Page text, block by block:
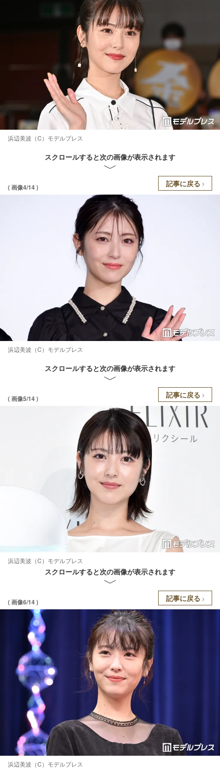
浜辺美波（C）モデルプレス
スクロールすると次の画像が表示されます
( 画像4/14 ) 記事に戻る
浜辺美波（C）モデルプレス
スクロールすると次の画像が表示されます
( 画像5/14 ) 記事に戻る
浜辺美波（C）モデルプレス
スクロールすると次の画像が表示されます
( 画像6/14 ) 記事に戻る
浜辺美波（C）モデルプレス